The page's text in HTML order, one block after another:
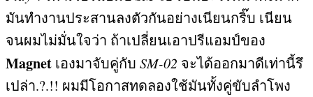
มันทำงานประสานลงตัวกันอย่างเนียนกริ๊บ เนียน
จนผมไม่มั่นใจว่า ถ้าเปลี่ยนเอาปรีแอมป์ของ
Magnet เองมาจับคู่กับ SM-02 จะได้ออกมาดีเท่านี้รึ
เปล่า.?.!! ผมมีโอกาสทดลองใช้มันทั้งคู่ขับลำโพง